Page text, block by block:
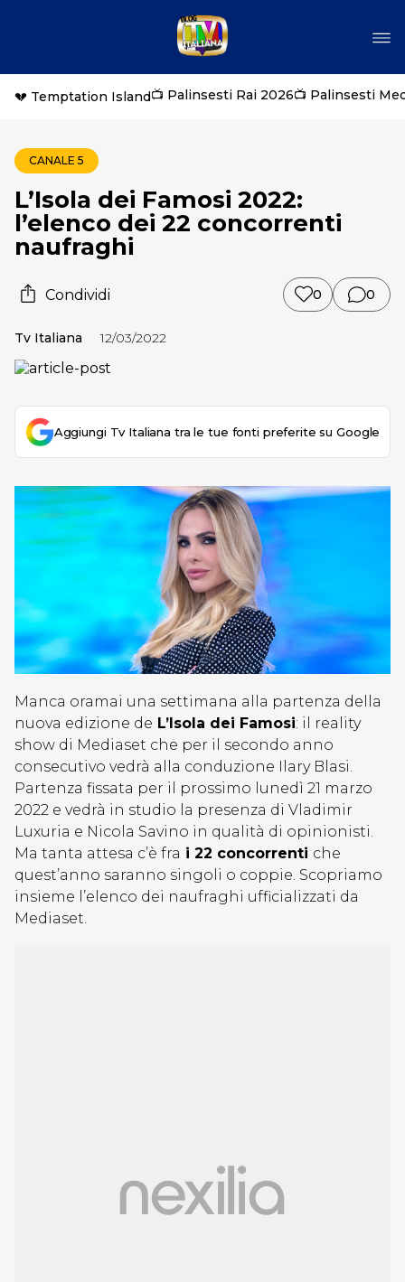
💔 Temptation Island📺 Palinsesti Rai 2026📺 Palinsesti
CANALE 5
L’Isola dei Famosi 2022:
l’elenco dei 22 concorrenti
naufraghi
Condividi 0 0
Tv Italiana 12/03/2022
Aggiungi Tv Italiana tra le tue fonti preferite su Google
Manca oramai una settimana alla partenza della
nuova edizione de L’Isola dei Famosi: il reality
show di Mediaset che per il secondo anno
consecutivo vedrà alla conduzione Ilary Blasi.
Partenza fissata per il prossimo lunedì 21 marzo
2022 e vedrà in studio la presenza di Vladimir
Luxuria e Nicola Savino in qualità di opinionisti.
Ma tanta attesa c’è fra i 22 concorrenti che
quest’anno saranno singoli o coppie. Scopriamo
insieme l’elenco dei naufraghi ufficializzati da
Mediaset.